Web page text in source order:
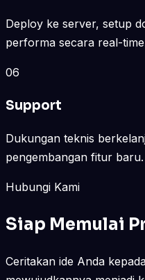
Deploy ke server, setup
performa secara real-
06
Support
Dukungan teknis
pengembangan fitur baru.
Hubungi Kami
Siap Memulai
Ceritakan ide Anda